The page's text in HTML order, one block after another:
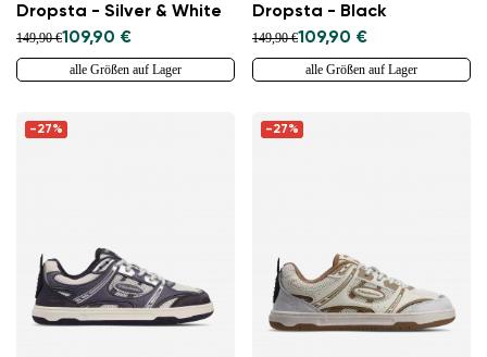
Dropsta - Silver & White
149,90 €109,90 €
alle Größen auf Lager
Dropsta - Black
149,90 €109,90 €
alle Größen auf Lager
-27% -27%